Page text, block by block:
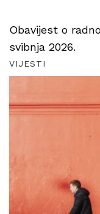
Obavijest o
svibnja 2026.
VIJESTI